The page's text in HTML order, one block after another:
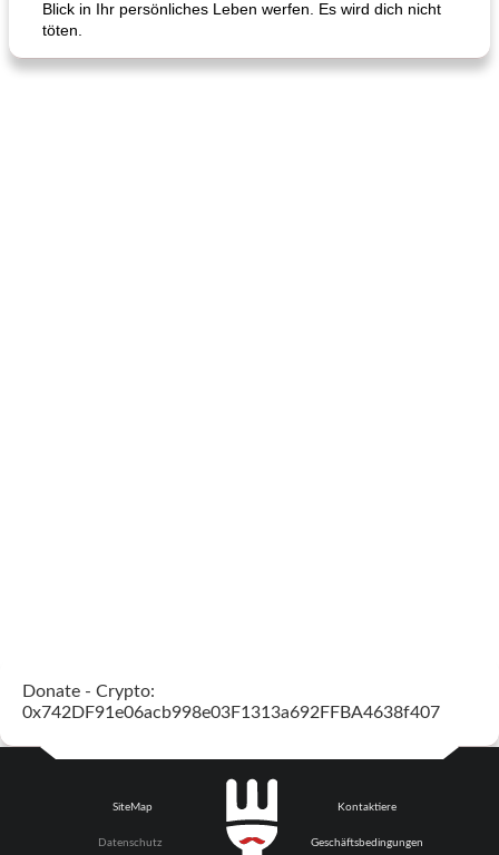
Blick in Ihr persönliches Leben werfen. Es wird dich nicht
töten.
Donate - Crypto:
0x742DF91e06acb998e03F1313a692FFBA4638f407
SiteMap
Datenschutz
Kontaktiere
Geschäftsbedingungen